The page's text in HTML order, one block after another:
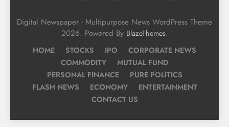
Digital Newspaper - Multipurpose News WordPress Theme
2026. Powered By BlazeThemes.
HOME STOCKS IPO
CORPORATE NEWS
COMMODITY
MUTUAL FUND
PERSONAL FINANCE
PURE POLITICS
FLASH NEWS
ECONOMY
ENTERTAINMENT
CONTACT US